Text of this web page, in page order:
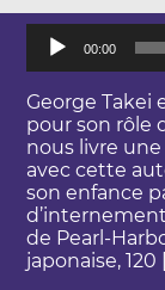
t
e
u
r
a
u
d
i
00:00
George Takei
pour son rôle
nous livre
avec cette
son enfance
de Pearl-
japonaise, 120